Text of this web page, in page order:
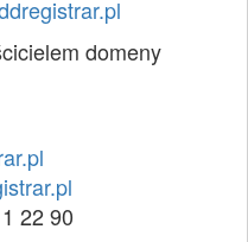
domeny
22 90